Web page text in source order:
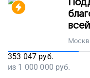
353 047 руб.
из 1 000 000 руб.